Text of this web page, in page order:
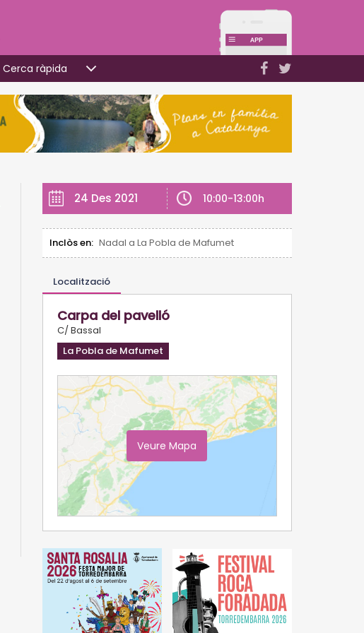
Cerca ràpida
24 Des 2021 10:00-13:00h
Inclòs en: Nadal a La Pobla de Mafumet
Localització
Carpa del pavelló
C/ Bassal
La Pobla de Mafumet
Veure Mapa